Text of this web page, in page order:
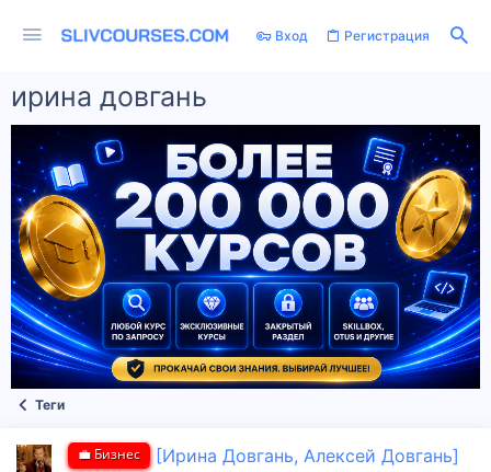
Вход Регистрация
ирина довгань
Теги
💼 Бизнес
[Ирина Довгань, Алексей Довгань]